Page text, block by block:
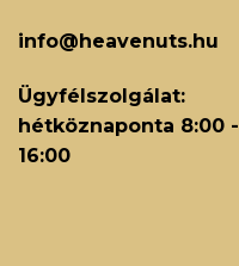
info@heavenuts.hu
Ügyfélszolgálat:
hétköznaponta 8:00 -
16:00